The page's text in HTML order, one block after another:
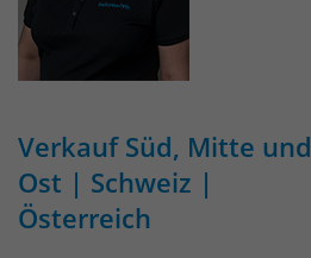
Verkauf Süd, Mitte und
Ost | Schweiz |
Österreich